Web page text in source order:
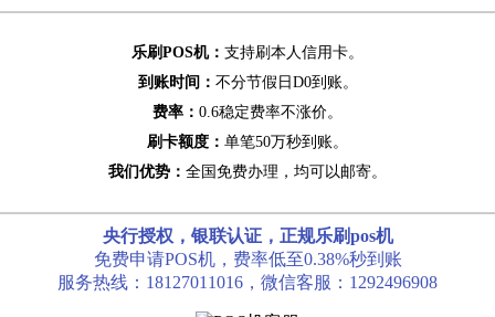
乐刷POS机： 支持刷本人信用卡。
到账时间： 不分节假日D0到账。
费率： 0.6稳定费率不涨价。
刷卡额度： 单笔50万秒到账。
我们优势： 全国免费办理，均可以邮寄。
央行授权，银联认证，正规乐刷pos机
免费申请POS机，费率低至0.38%秒到账
服务热线：18127011016，微信客服：1292496908